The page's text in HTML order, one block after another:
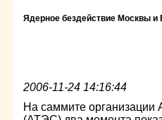
Ядерное бездействие Москвы и
2006-11-24 14:16:44
На саммите организации